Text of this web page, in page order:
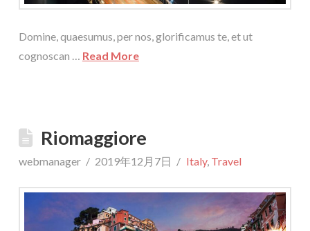
Domine, quaesumus, per nos, glorificamus te, et ut
cognoscan … Read More
Riomaggiore
webmanager 2019年12月7日 Italy, Travel